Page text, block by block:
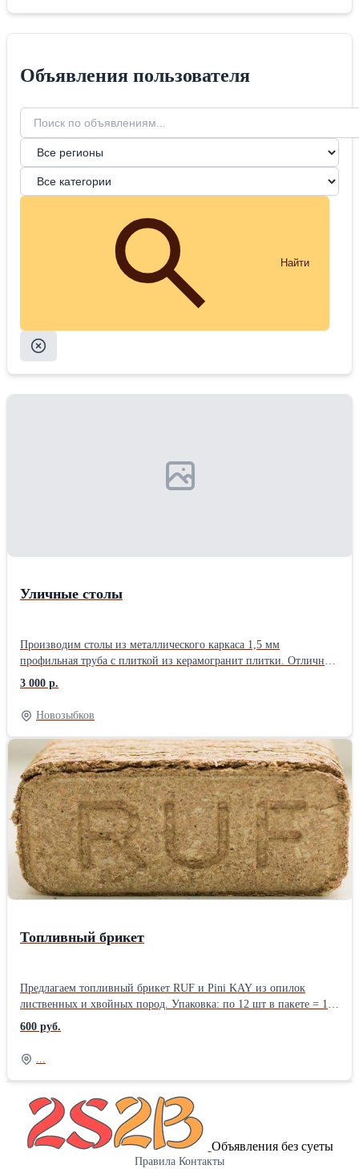
Объявления пользователя
Найти
Уличные столы
Производим столы из металлического каркаса 1,5 мм
профильная труба с плиткой из керамогранит плитки. Отличный
выбор для открытых кафе, зоны барбекю и тд... В ассортименте 4
вида плитки и каркас окрашивается в 4 цвета полимерного
покрытия (Черный, белый, серый металлик и серый гранит).
Размерный ряд 600х600, 800х800, 1200х600, в зависимости от
размеры, можно разместить от 2 до 6 человек...
3 000 р.
Новозыбков
Топливный брикет
Предлагаем топливный брикет RUF и Pini KAY из опилок
лиственных и хвойных пород. Упаковка: по 12 шт в пакете = 10
кг/пакет, на паллете 96 пакетов. Долгосрочные контракты.
Месячный объем 300-400 т.
600 руб.
Объявления без суеты
Правила Контакты